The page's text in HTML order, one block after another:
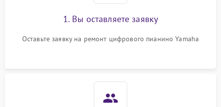
1. Вы оставляете заявку
Оставьте заявку на ремонт цифрового пианино Yamaha